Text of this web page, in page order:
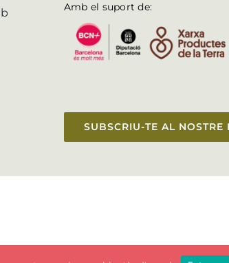
Amb el suport de:
SUBSCRIU-TE AL NOSTRE